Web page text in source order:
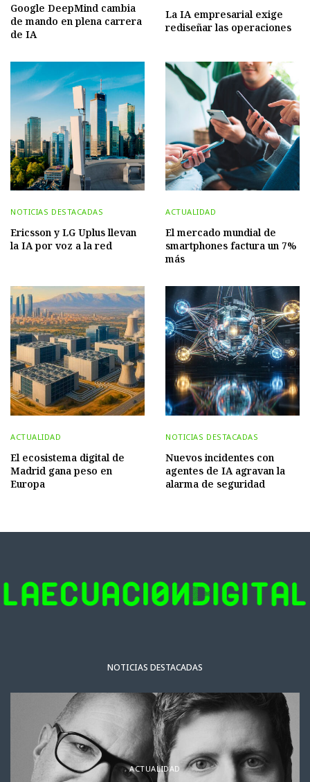
Google DeepMind cambia
de mando en plena carrera
de IA
La IA empresarial exige
rediseñar las operaciones
NOTICIAS DESTACADAS
Ericsson y LG Uplus llevan
la IA por voz a la red
ACTUALIDAD
El mercado mundial de
smartphones factura un 7%
más
ACTUALIDAD
El ecosistema digital de
Madrid gana peso en
Europa
NOTICIAS DESTACADAS
Nuevos incidentes con
agentes de IA agravan la
alarma de seguridad
NOTICIAS DESTACADAS
ACTUALIDAD